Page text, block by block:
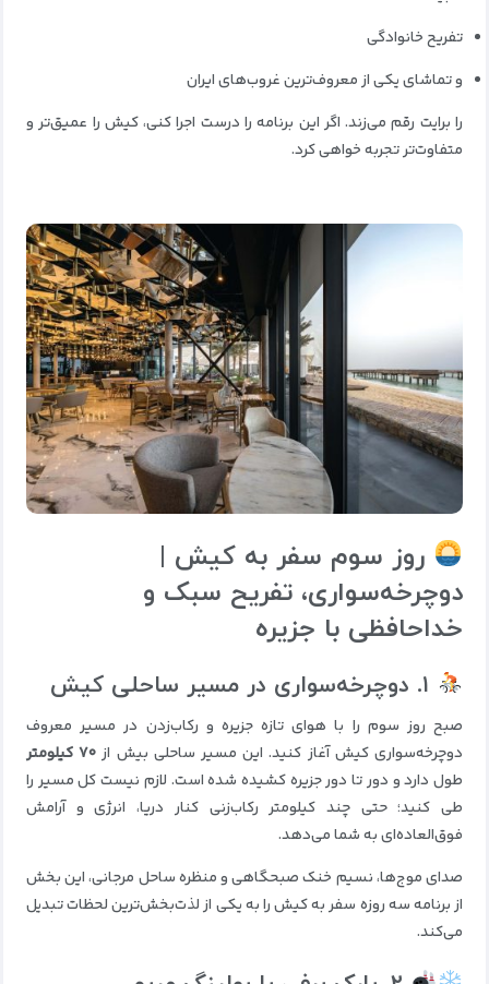
تفریح خانوادگی
و تماشای یکی از معروف‌ترین غروب‌های ایران
را برایت رقم می‌زند. اگر این برنامه را درست اجرا کنی، کیش را عمیق‌تر و
متفاوت‌تر تجربه خواهی کرد.
روز سوم سفر به کیش |
دوچرخه‌سواری، تفریح سبک و
خداحافظی با جزیره
صبح روز سوم را با هوای تازه جزیره و رکاب‌زدن در مسیر معروف
دوچرخه‌سواری کیش آغاز کنید. این مسیر ساحلی بیش از ۷۰ کیلومتر
طول دارد و دور تا دور جزیره کشیده شده است. لازم نیست کل مسیر را
طی کنید؛ حتی چند کیلومتر رکاب‌زنی کنار دریا، انرژی و آرامش
فوق‌العاده‌ای به شما می‌دهد.
صدای موج‌ها، نسیم خنک صبحگاهی و منظره ساحل مرجانی، این بخش
از برنامه سه روزه سفر به کیش را به یکی از لذت‌بخش‌ترین لحظات تبدیل
می‌کند.